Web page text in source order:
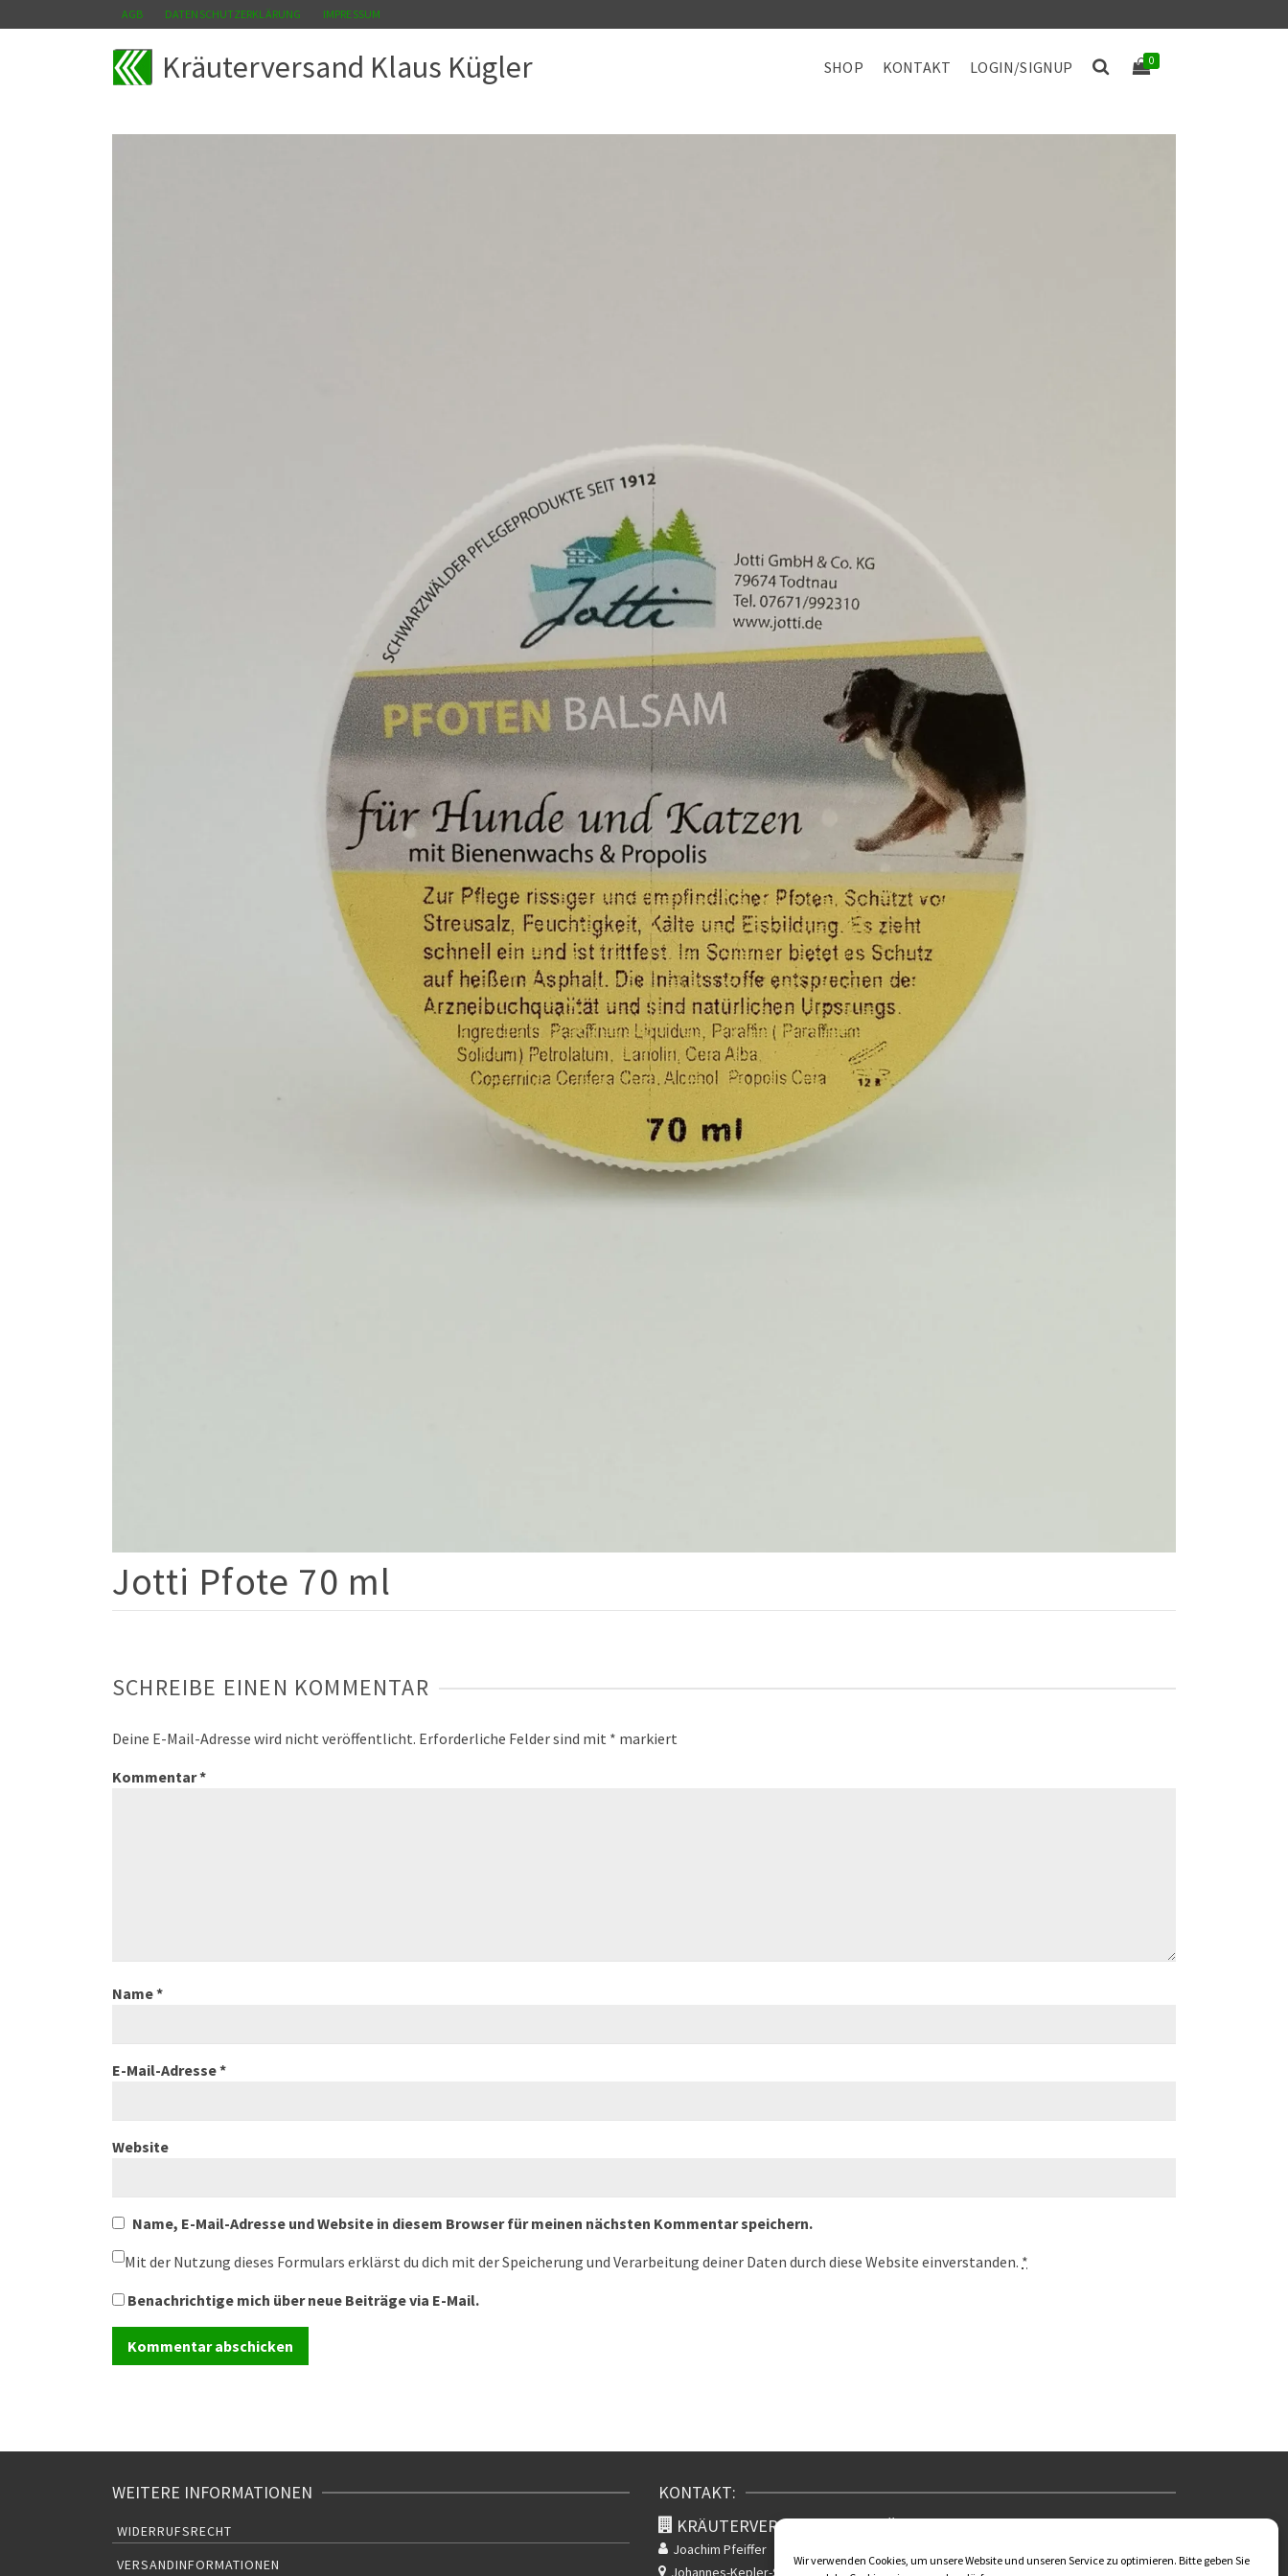
Wir verwenden Cookies, um unsere Website und unseren Service zu optimieren. Bitte geben Sie
AGB DATENSCHUTZERKLÄRUNG IMPRESSUM
Kräuterversand Klaus Kügler SHOP KONTAKT LOGIN/SIGNUP 0
Jotti Pfote 70 ml
SCHREIBE EINEN KOMMENTAR
Deine E-Mail-Adresse wird nicht veröffentlicht. Erforderliche Felder sind mit * markiert
Kommentar*
Name*
E-Mail-Adresse*
Website
Name, E-Mail-Adresse und Website in diesem Browser für meinen nächsten Kommentar speichern.
Mit der Nutzung dieses Formulars erklärst du dich mit der Speicherung und Verarbeitung deiner Daten durch diese Website einverstanden. *
Benachrichtige mich über neue Beiträge via E-Mail.
WEITERE INFORMATIONEN
WIDERRUFSRECHT
VERSANDINFORMATIONEN
KONTAKT:
KRÄUTERVERSAND KLAUS KÜGLER
Joachim Pfeiffer
Johannes-Kepler-Str. 2
Rudolstadt Deutschland 07407